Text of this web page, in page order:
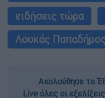
ειδήσεις τώρα
Λουκάς
Ακολούθησε το
Live όλες οι